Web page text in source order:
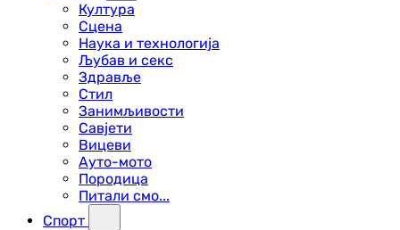
Култура
Сцена
Наука и технологија
Љубав и секс
Здравље
Стил
Занимљивости
Савјети
Вицеви
Ауто-мото
Породица
Питали смо...
Спорт